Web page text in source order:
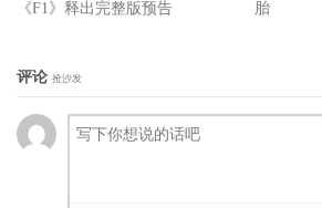
《F1》释出完整版预告 胎
评论 抢沙发